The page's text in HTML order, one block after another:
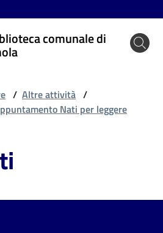
comunale di
/ Altre attività /
Nati per leggere